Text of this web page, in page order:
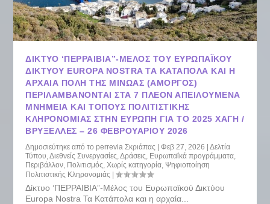
ΔΊΚΤΥΟ ‘ΠΕΡΡΑΙΒΙΑ”-ΜΈΛΟΣ ΤΟΥ ΕΥΡΩΠΑΪΚΟΎ
ΔΙΚΤΎΟΥ EUROPA NOSTRA ΤΑ ΚΑΤΆΠΟΛΑ ΚΑΙ Η
ΑΡΧΑΊΑ ΠΌΛΗ ΤΗΣ ΜΙΝΏΑΣ (ΑΜΟΡΓΌΣ)
ΠΕΡΙΛΑΜΒΆΝΟΝΤΑΙ ΣΤΑ 7 ΠΛΈΟΝ ΑΠΕΙΛΟΎΜΕΝΑ
ΜΝΗΜΕΊΑ ΚΑΙ ΤΌΠΟΥΣ ΠΟΛΙΤΙΣΤΙΚΉΣ
ΚΛΗΡΟΝΟΜΙΆΣ ΣΤΗΝ ΕΥΡΏΠΗ ΓΙΑ ΤΟ 2025 ΧΆΓΗ /
ΒΡΥΞΈΛΛΕΣ – 26 ΦΕΒΡΟΥΑΡΊΟΥ 2026
Δημοσιεύτηκε από τοperrevia Σκριάπας |Φεβ 27, 2026 |Δελτία
Τύπου,Διεθνείς Συνεργασίες,Δράσεις, Ευρωπαΐκά προγράμματα,
Περιβάλλον, Πολιτισμός,Χωρίς κατηγορία, Ψηφιοποίηση
Πολιτιστικής Κληρονομιάς
|
Δίκτυο ‘ΠΕΡΡΑΙΒΙΑ”-Μέλος του Ευρωπαϊκού Δικτύου
Europa Nostra Τα Κατάπολα και η αρχαία...